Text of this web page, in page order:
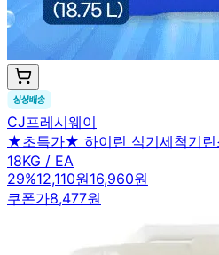
CJ프레시웨이
★초특가★ 하이린 식기세척기린
18KG / EA
29%12,110원16,960원
쿠폰가8,477원